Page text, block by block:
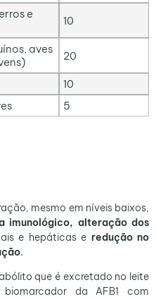
e
10
aves
20
10
5
mesmo em níveis baixos,
imunológico, alteração dos
e hepáticas e redução no
.
que é excretado no leite
da AFB1 com